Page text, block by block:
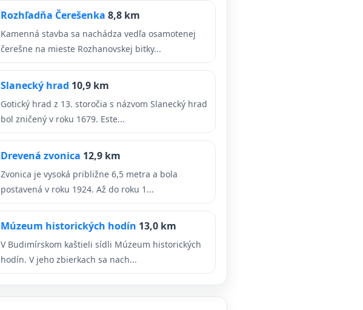
Rozhľadňa Čerešenka 8,8 km
Kamenná stavba sa nachádza vedľa osamotenej
čerešne na mieste Rozhanovskej bitky...
Slanecký hrad 10,9 km
Gotický hrad z 13. storočia s názvom Slanecký hrad
bol zničený v roku 1679. Este...
Drevená zvonica 12,9 km
Zvonica je vysoká približne 6,5 metra a bola
postavená v roku 1924. Až do roku 1...
Múzeum historických hodín 13,0 km
V Budimírskom kaštieli sídli Múzeum historických
hodín. V jeho zbierkach sa nach...